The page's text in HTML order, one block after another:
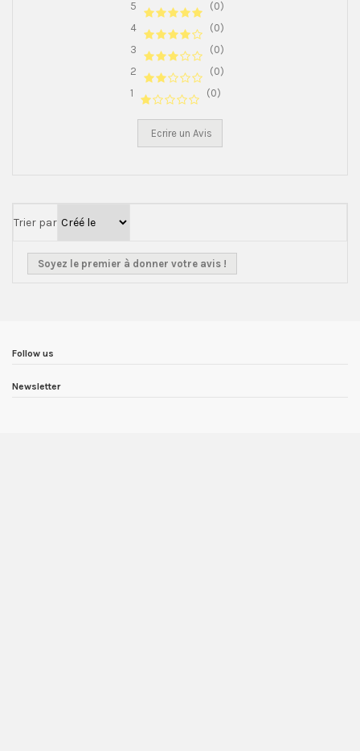
5
(0)
4
(0)
3
(0)
2
(0)
1
(0)
Ecrire un Avis
Trier par
Soyez le premier à donner votre avis !
Follow us
Newsletter